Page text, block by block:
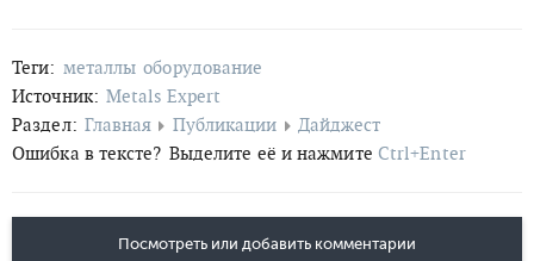
Теги: металлы оборудование
Источник: Metals Expert
Раздел: Главная Публикации
Дайджест
Ошибка в тексте? Выделите её и нажмите Ctrl+Enter
Посмотреть или добавить комментарии